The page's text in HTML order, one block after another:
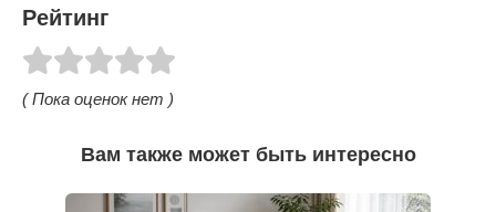
Рейтинг
( Пока оценок нет )
Вам также может быть интересно